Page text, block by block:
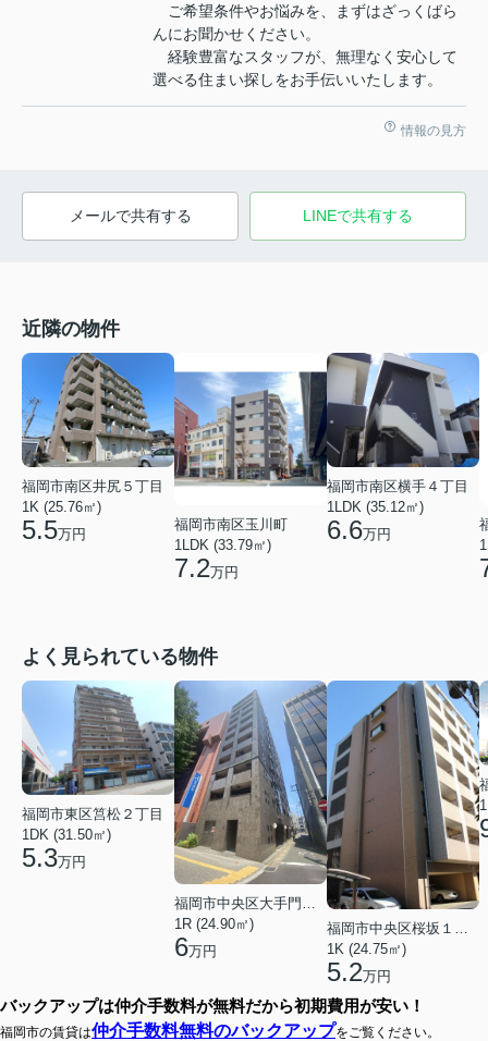
ご希望条件やお悩みを、まずはざっくばら
んにお聞かせください。
経験豊富なスタッフが、無理なく安心して
選べる住まい探しをお手伝いいたします。
情報の見方
メールで共有する LINEで共有する
近隣の物件
福岡市南区井尻５丁目
1K (25.76㎡)
5.5万円
福岡市南区玉川町
1LDK (33.79㎡)
7.2万円
福岡市南区横手４丁目
1LDK (35.12㎡)
6.6万円
よく見られている物件
福岡市東区筥松２丁目
1DK (31.50㎡)
5.3万円
1R (24.90㎡)
6万円
1K (24.75㎡)
5.2万円
バックアップは仲介手数料が無料だから初期費用が安い！
福岡市の賃貸は仲介手数料無料のバックアップをご覧ください。